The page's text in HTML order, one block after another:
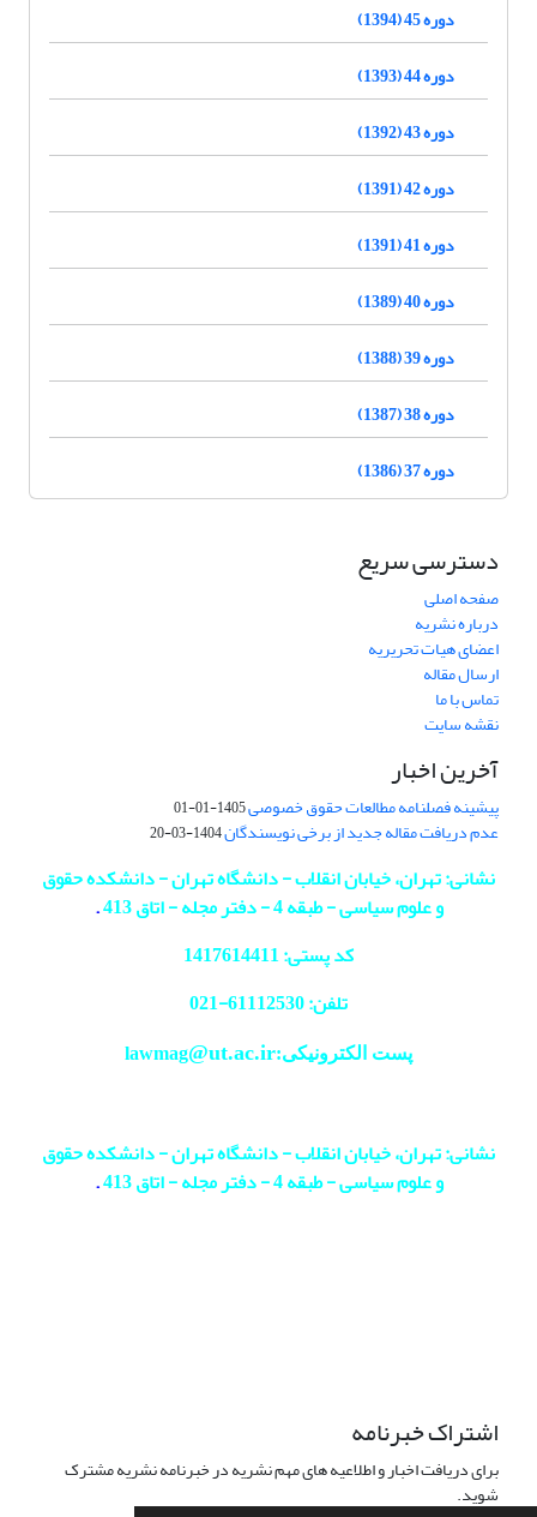
دوره 45 (1394)
دوره 44 (1393)
دوره 43 (1392)
دوره 42 (1391)
دوره 41 (1391)
دوره 40 (1389)
دوره 39 (1388)
دوره 38 (1387)
دوره 37 (1386)
دسترسی سریع
صفحه اصلی
درباره نشریه
اعضای هیات تحریریه
ارسال مقاله
تماس با ما
نقشه سایت
آخرین اخبار
پیشینه فصلنامه مطالعات حقوق خصوصی1405-01-01
عدم دریافت مقاله جدید از برخی نویسندگان1404-03-20
نشانی: تهران، خیابان انقلاب - دانشگاه تهران - دانشکده حقوق
و علوم سیاسی - طبقه 4 - دفتر مجله - اتاق 413
.
کد پستی: 1417614411
تلفن: 61112530-
021
پست الکترونیکی:lawmag@ut.ac.ir
نشانی: تهران، خیابان انقلاب - دانشگاه تهران - دانشکده حقوق
و علوم سیاسی - طبقه 4 - دفتر مجله - اتاق 413
.
اشتراک خبرنامه
برای دریافت اخبار و اطلاعیه های مهم نشریه در خبرنامه نشریه مشترک
شوید.